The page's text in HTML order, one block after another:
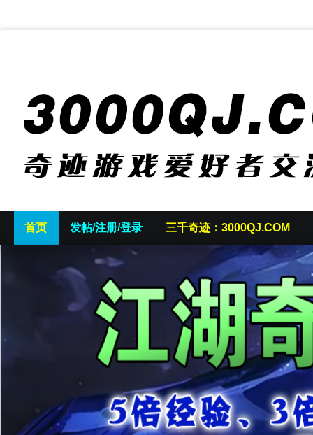
首页 发帖/注册/登录 三千奇迹：3000QJ.COM